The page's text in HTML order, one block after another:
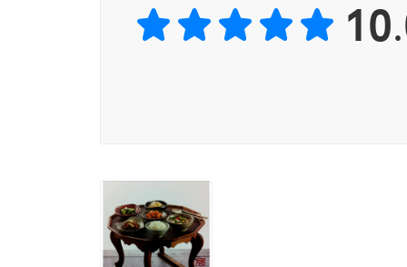
고들빼기김치.